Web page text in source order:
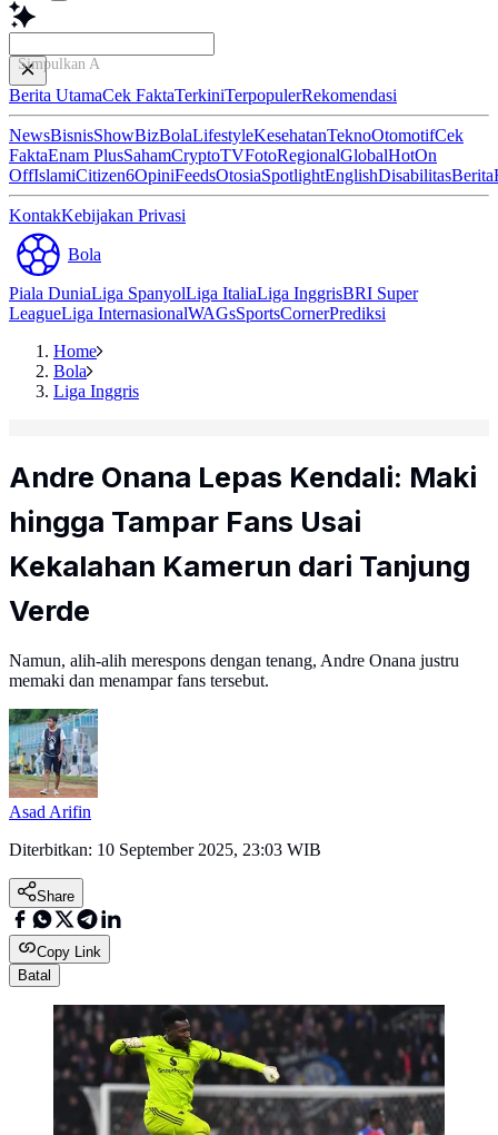
Simpulkan Artikel Ini..
Berita UtamaCek FaktaTerkiniTerpopulerRekomendasi
NewsBisnisShowBizBolaLifestyleKesehatanTeknoOtomotifCek
FaktaEnam PlusSahamCryptoTVFotoRegionalGlobalHotOn
OffIslamiCitizen6OpiniFeedsOtosiaSpotlightEnglishDisabilitasBerita
KontakKebijakan Privasi
Bola
Piala DuniaLiga SpanyolLiga ItaliaLiga InggrisBRI Super
LeagueLiga InternasionalWAGsSportsCornerPrediksi
Home
Bola
Liga Inggris
Andre Onana Lepas Kendali: Maki
hingga Tampar Fans Usai
Kekalahan Kamerun dari Tanjung
Verde
Namun, alih-alih merespons dengan tenang, Andre Onana justru
memaki dan menampar fans tersebut.
Asad Arifin
Diterbitkan: 10 September 2025, 23:03 WIB
Share
Copy Link
Batal